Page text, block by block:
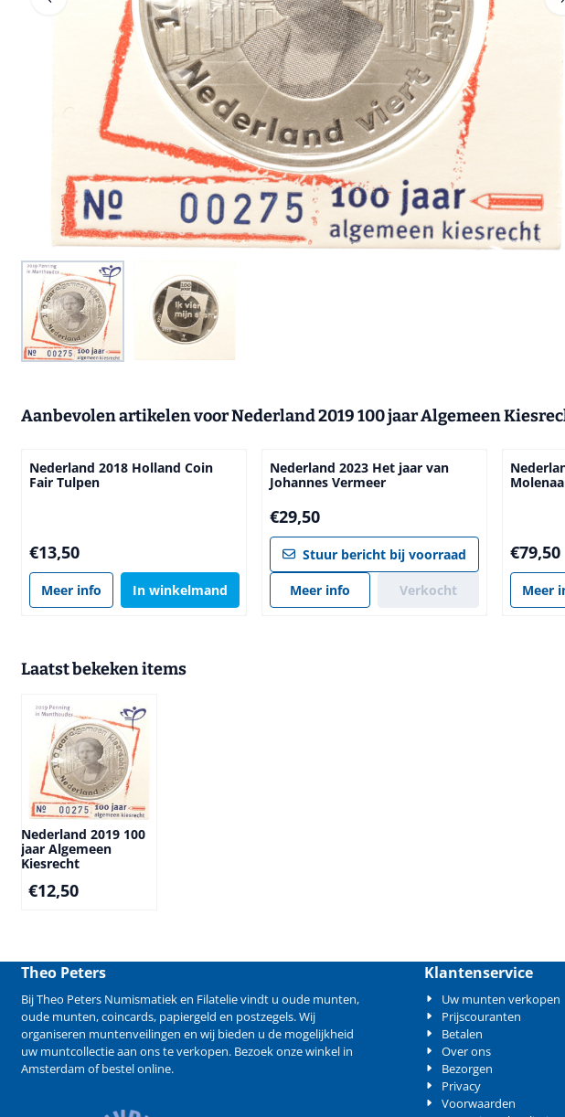
Aanbevolen artikelen voorNederland 2019 100 jaar Algemeen
Nederland 2018 Holland Coin
Fair Tulpen
Prijs: 13,50
€13,50
Meer info In winkelmand
Nederland 2023 Het jaar van
Johannes Vermeer
Prijs: 29,50
€29,50
Stuur bericht bij voorraad
Meer info Verkocht
Prijs:
€79,50
Meer
Laatst bekeken items
Nederland 2019 100
jaar Algemeen
Kiesrecht
€12,50
Theo Peters
Bij Theo Peters Numismatiek en Filatelie vindt u oude munten,
oude munten,coincards, papiergeld en postzegels. Wij
organiseren muntenveilingen en wij bieden u de mogelijkheid
uw muntcollectie aan ons te verkopen. Bezoek onze winkel in
Amsterdam of bestel online.
Klantenservice
Uw munten verkopen
Prijscouranten
Betalen
Over ons
Bezorgen
Privacy
Voorwaarden